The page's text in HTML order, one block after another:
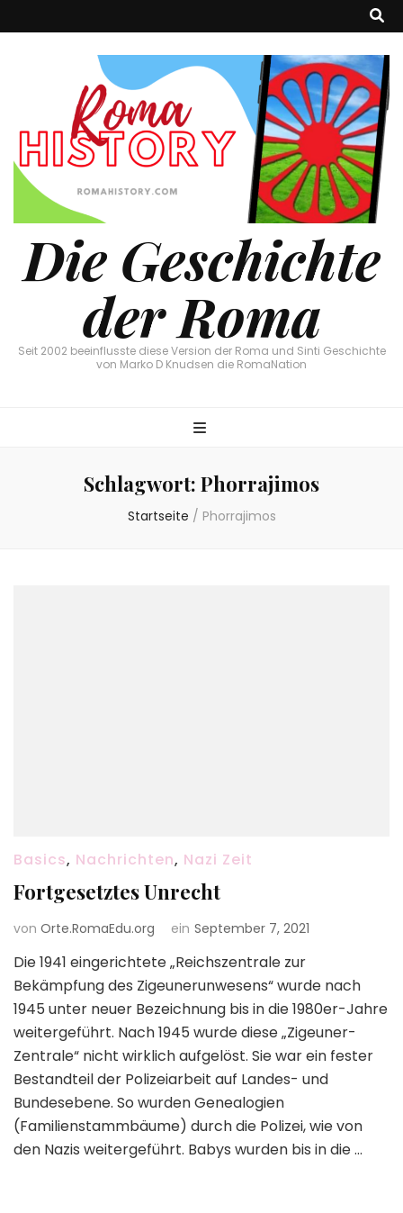
Die Geschichte
der Roma
Seit 2002 beeinflusste diese Version der Roma und Sinti Geschichte
von Marko D Knudsen die RomaNation
Schlagwort: Phorrajimos
Startseite / Phorrajimos
Basics, Nachrichten, Nazi Zeit
Fortgesetztes Unrecht
von Orte.RomaEdu.org ein September 7, 2021
Die 1941 eingerichtete „Reichszentrale zur
Bekämpfung des Zigeunerunwesens“ wurde nach
1945 unter neuer Bezeichnung bis in die 1980er-Jahre
weitergeführt. Nach 1945 wurde diese „Zigeuner-
Zentrale“ nicht wirklich aufgelöst. Sie war ein fester
Bestandteil der Polizeiarbeit auf Landes- und
Bundesebene. So wurden Genealogien
(Familienstammbäume) durch die Polizei, wie von
den Nazis weitergeführt. Babys wurden bis in die …